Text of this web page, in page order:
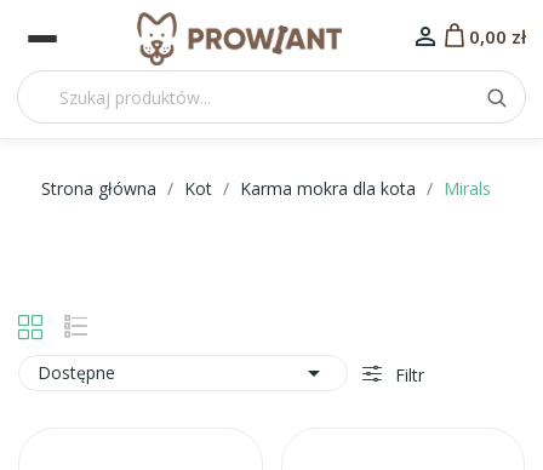
 0,00 zł
Strona główna Kot Karma mokra dla kota Mirals
Dostępne  Filtr